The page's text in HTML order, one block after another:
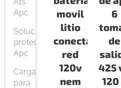
Apc
Soluciones
protección
Apc
Cargadores
para
movil
litio
conecta
red
120v
nem
6
de
425